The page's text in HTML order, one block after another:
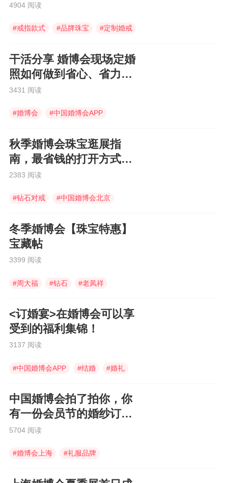
4904 阅读
#戒指款式 #品牌珠宝 #定制婚戒
干活分享 婚博会现场定婚
照如何做到省心、省力还
省钱
3431 阅读
#婚博会 #中国婚博会APP
秋季婚博会珠宝逛展指
南，最省钱的打开方式在
这里，快查收！
2383 阅读
#钻石对戒 #中国婚博会北京
冬季婚博会【珠宝特惠】
宝藏帖
3399 阅读
#周大福 #钻石 #老凤祥
<订婚宴>在婚博会可以享
受到的福利集锦！
3137 阅读
#中国婚博会APP #结婚 #婚礼
中国婚博会拍了拍你，你
有一份会员节的婚纱订购
福利待领取~
5704 阅读
#婚博会上海 #礼服品牌